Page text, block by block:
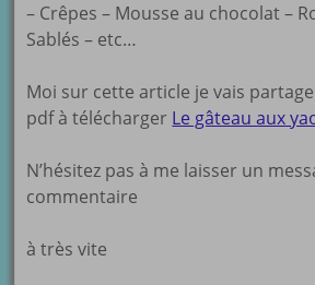
– Crêpes – Mousse au chocolat –
Sablés – etc…
Moi sur cette article je vais
pdf à télécharger Le gâteau aux
N’hésitez pas à me laisser un
commentaire
à très vite